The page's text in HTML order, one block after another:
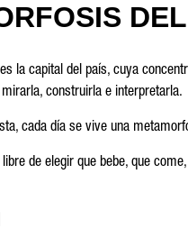
es la capital del país, cuya
mirarla, construirla e interpretarla.
cada día se vive una
libre de elegir que bebe, que